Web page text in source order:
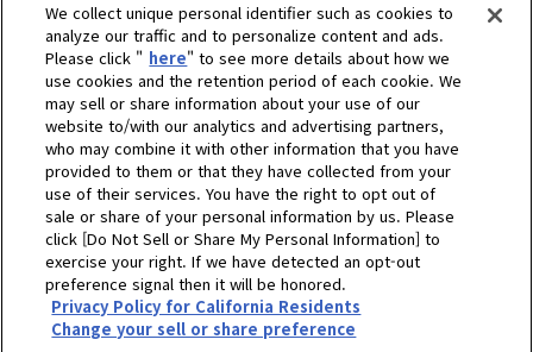
대리점검색
고객센터
고객지원
회사소개
Select Region
개인정보 처리방침 쿠키 정책 이용약관
그레이 마켓 고지
We collect unique personal identifier such as cookies to
analyze our traffic and to personalize content and ads.
Please click " here" to see more details about how we
use cookies and the retention period of each cookie. We
may sell or share information about your use of our
website to/with our analytics and advertising partners,
who may combine it with other information that you have
provided to them or that they have collected from your
use of their services. You have the right to opt out of
sale or share of your personal information by us. Please
click [Do Not Sell or Share My Personal Information] to
exercise your right. If we have detected an opt-out
preference signal then it will be honored.
Privacy Policy for California Residents
Change your sell or share preference